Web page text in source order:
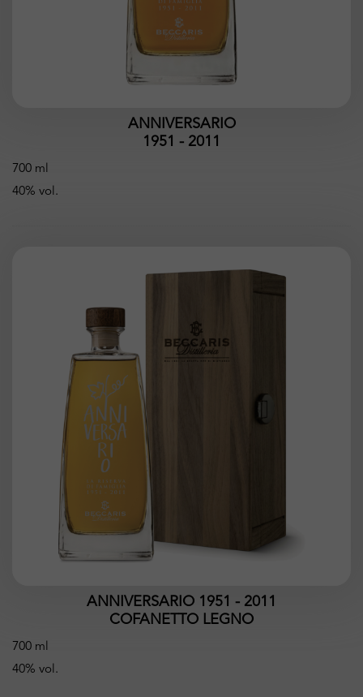
ANNIVERSARIO
1951 - 2011
700 ml
40% vol.
ANNIVERSARIO 1951 - 2011
COFANETTO LEGNO
700 ml
40% vol.